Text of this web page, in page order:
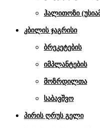
ჰალითოზი
კბილის ჯაგრისი
ბრეკეტების
იმპლანტების
მოზრდილთა
საბავშვო
პირის ღრუს გელი